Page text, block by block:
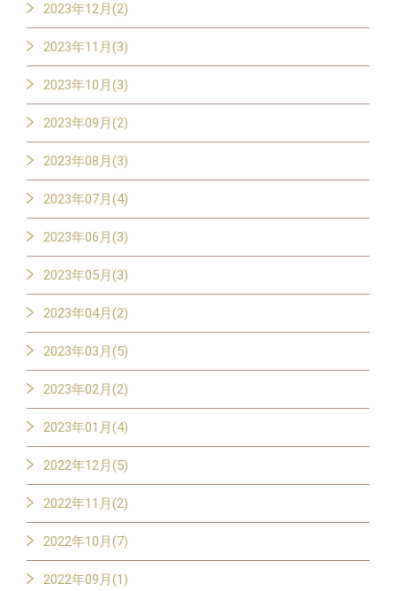
2023年12月(2)
2023年11月(3)
2023年10月(3)
2023年09月(2)
2023年08月(3)
2023年07月(4)
2023年06月(3)
2023年05月(3)
2023年04月(2)
2023年03月(5)
2023年02月(2)
2023年01月(4)
2022年12月(5)
2022年11月(2)
2022年10月(7)
2022年09月(1)